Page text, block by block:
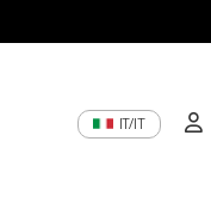
IT/IT